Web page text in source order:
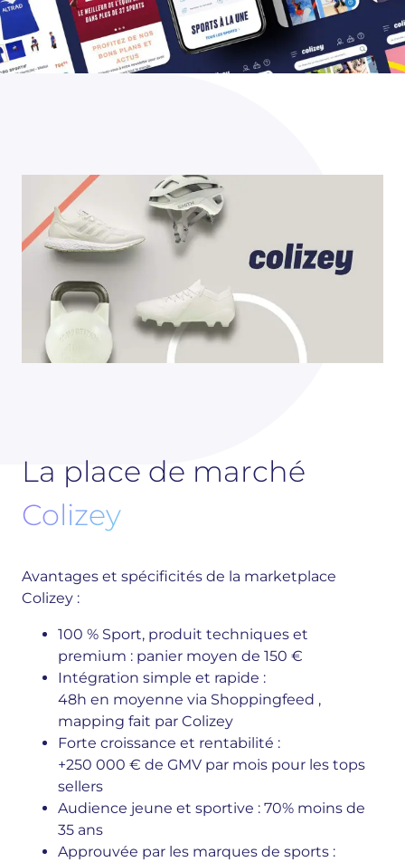
La place de marché
Colizey
Avantages et spécificités de la marketplace
Colizey :
100 % Sport, produit techniques et
premium : panier moyen de 150 €
Intégration simple et rapide :
48h en moyenne via Shoppingfeed ,
mapping fait par Colizey
Forte croissance et rentabilité :
+250 000 € de GMV par mois pour les tops
sellers
Audience jeune et sportive : 70% moins de
35 ans
Approuvée par les marques de sports :